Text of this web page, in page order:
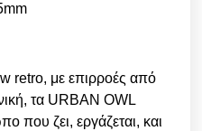
retro, με επιρροές από
τα URBAN OWL
που ζει, εργάζεται, και